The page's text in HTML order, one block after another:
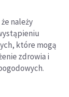
należy
które mogą
zdrowia i